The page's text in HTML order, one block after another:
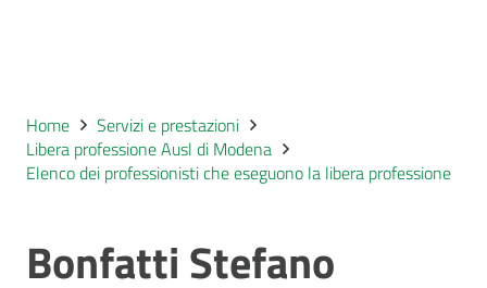
Home
Servizi e prestazioni
Libera professione Ausl di Modena
Elenco dei professionisti che eseguono la libera professione
Bonfatti Stefano